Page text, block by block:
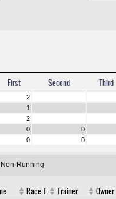
First Second Third
2
1
2
0 0
0 0
Running
Race T. Trainer Owner